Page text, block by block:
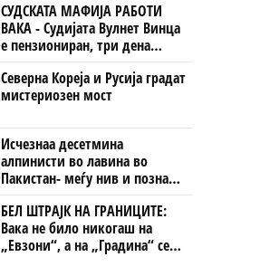
СУДСКАТА МАФИЈА РАБОТИ
ВАКА - Судијата Вулнет Винца
е пензиониран, три дена
откако му го врати пасошот
на бизнисменот Марковски
Северна Кореја и Русија градат
мистериозен мост
Исчезнаа десетмина
алпинисти во лавина во
Пакистан- меѓу нив и познат
Непалец
БЕЛ ШТРАЈК НА ГРАНИЦИТЕ:
Вака не било никогаш на
„Евзони“, а на „Градина“ се